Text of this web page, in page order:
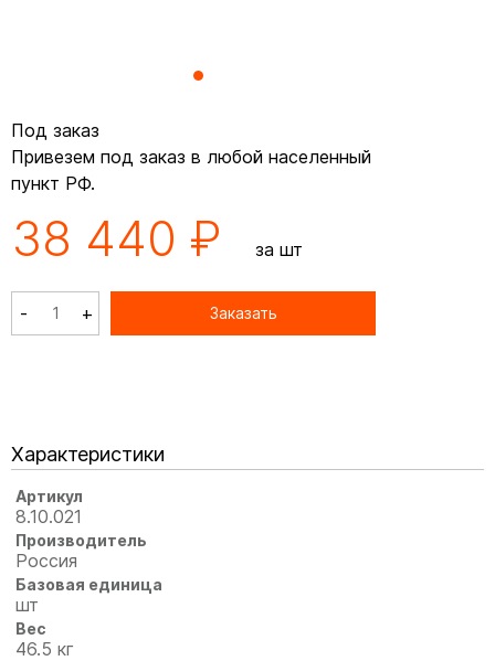
Под заказ
Привезем под заказ в любой населенный
пункт РФ.
38 440 ₽ за шт
- + Заказать
Характеристики
Артикул
8.10.021
Производитель
Россия
Базовая единица
шт
Вес
46.5 кг